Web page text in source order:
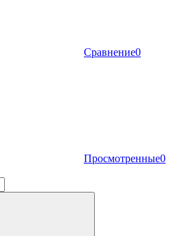
Сравнение0
Просмотренные0